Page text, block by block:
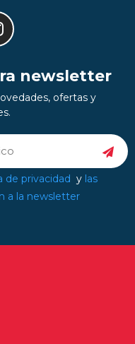
newsletter
ofertas y
de privacidad y las
a la newsletter